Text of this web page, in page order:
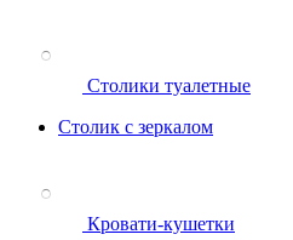
Столики туалетные
Столик с зеркалом
Кровати-кушетки